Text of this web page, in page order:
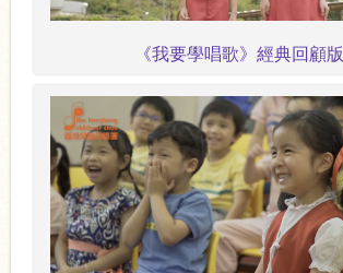
《我要學唱歌》經典回顧版